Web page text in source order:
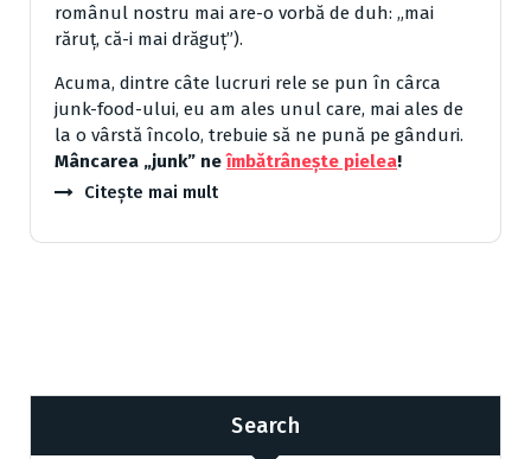
românul nostru mai are-o vorbă de duh: „mai
răruț, că-i mai drăguț”).
Acuma, dintre câte lucruri rele se pun în cârca
junk-food-ului, eu am ales unul care, mai ales de
la o vârstă încolo, trebuie să ne pună pe gânduri.
Mâncarea „junk” neîmbătrânește pielea!
Citește mai mult
Search